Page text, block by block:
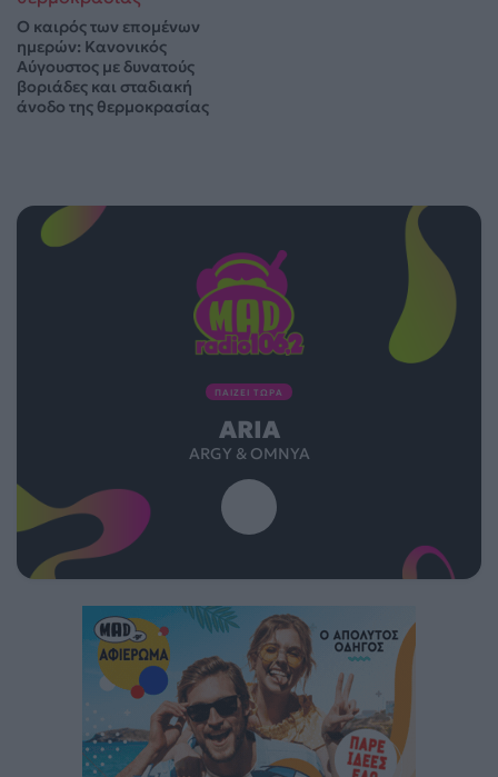
Ο καιρός των επομένων
ημερών: Κανονικός
Αύγουστος με δυνατούς
βοριάδες και σταδιακή
άνοδο της θερμοκρασίας
ΠΑΙΖΕΙ ΤΩΡΑ
ARIA
ARGY & OMNYA